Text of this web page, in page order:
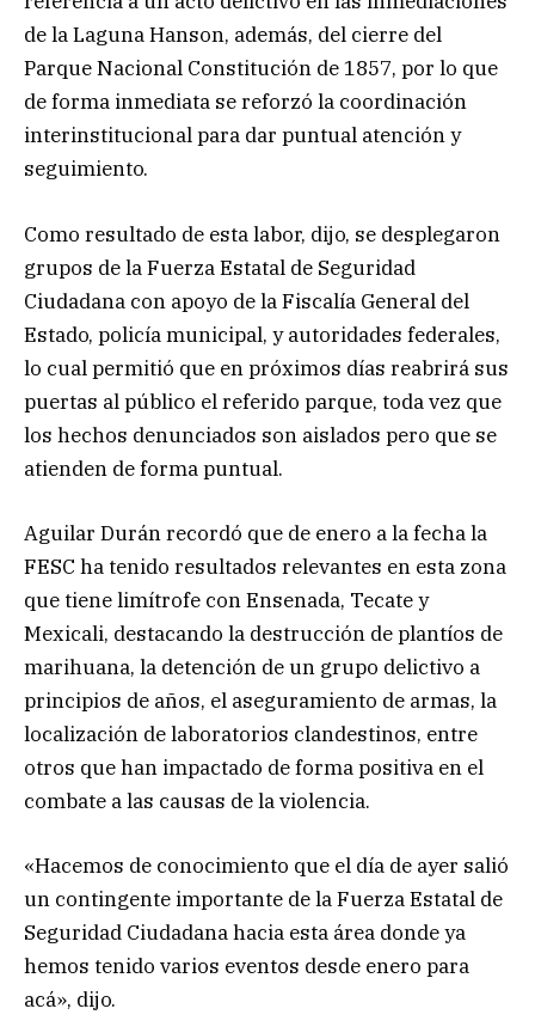
de la Laguna Hanson, además, del cierre del
Parque Nacional Constitución de 1857, por lo que
de forma inmediata se reforzó la coordinación
interinstitucional para dar puntual atención y
seguimiento.
Como resultado de esta labor, dijo, se desplegaron
grupos de la Fuerza Estatal de Seguridad
Ciudadana con apoyo de la Fiscalía General del
Estado, policía municipal, y autoridades federales,
lo cual permitió que en próximos días reabrirá sus
puertas al público el referido parque, toda vez que
los hechos denunciados son aislados pero que se
atienden de forma puntual.
Aguilar Durán recordó que de enero a la fecha la
FESC ha tenido resultados relevantes en esta zona
que tiene limítrofe con Ensenada, Tecate y
Mexicali, destacando la destrucción de plantíos de
marihuana, la detención de un grupo delictivo a
principios de años, el aseguramiento de armas, la
localización de laboratorios clandestinos, entre
otros que han impactado de forma positiva en el
combate a las causas de la violencia.
«Hacemos de conocimiento que el día de ayer salió
un contingente importante de la Fuerza Estatal de
Seguridad Ciudadana hacia esta área donde ya
hemos tenido varios eventos desde enero para
acá», dijo.